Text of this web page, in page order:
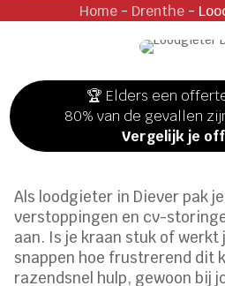
Home- Drenthe-
🏆 Elders een
80% van de gevallen
Vergelijk je
Als loodgieter in Diever pak
verstoppingen en cv-
aan. Is je kraan stuk of werkt
snappen hoe frustrerend dit
razendsnel hulp, gewoon bij